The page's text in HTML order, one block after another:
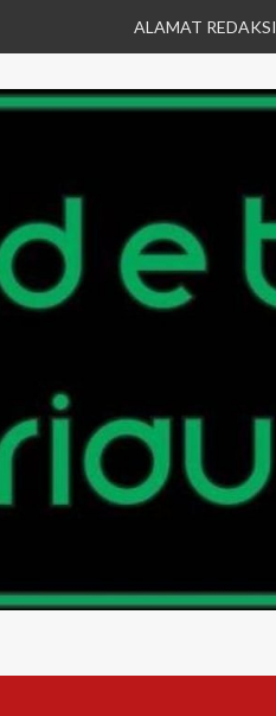
ALAMAT REDAKSI